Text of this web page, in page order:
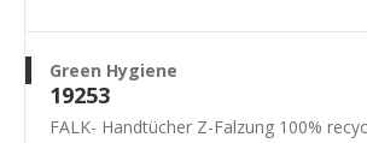
Green Hygiene
19253
FALK- Handtücher Z-Falzung 100%